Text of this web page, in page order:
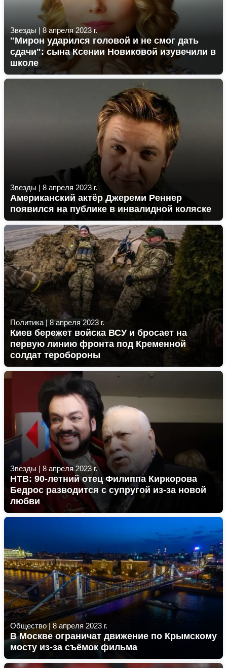
Звезды | 8 апреля 2023 г.
"Мирон ударился головой и не смог дать
сдачи": сына Ксении Новиковой изувечили в
школе
Звезды | 8 апреля 2023 г.
Американский актёр Джереми Реннер
появился на публике в инвалидной коляске
Политика | 8 апреля 2023 г.
Киев бережет войска ВСУ и бросает на
первую линию фронта под Кременной
солдат теробороны
Звезды | 8 апреля 2023 г.
НТВ: 90-летний отец Филиппа Киркорова
Бедрос разводится с супругой из-за новой
любви
Общество| 8 апреля 2023 г.
В Москве ограничат движение по Крымскому
мосту из-за съёмок фильма